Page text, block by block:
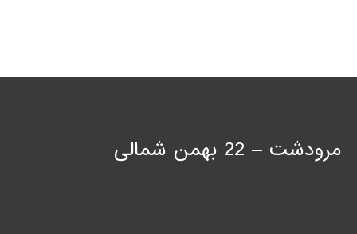
مرودشت – 22 بهمن شمالی